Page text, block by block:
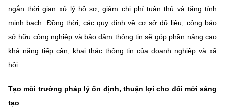
ngắn thời gian xử lý hồ sơ, giảm chi phí tuân thủ và tăng tính
minh bạch. Đồng thời, các quy định về cơ sở dữ liệu, công báo
sở hữu công nghiệp và bảo đảm thông tin sẽ góp phần nâng cao
khả năng tiếp cận, khai thác thông tin của doanh nghiệp và xã
hội.
Tạo môi trường pháp lý ổn định, thuận lợi cho đổi mới sáng
tạo